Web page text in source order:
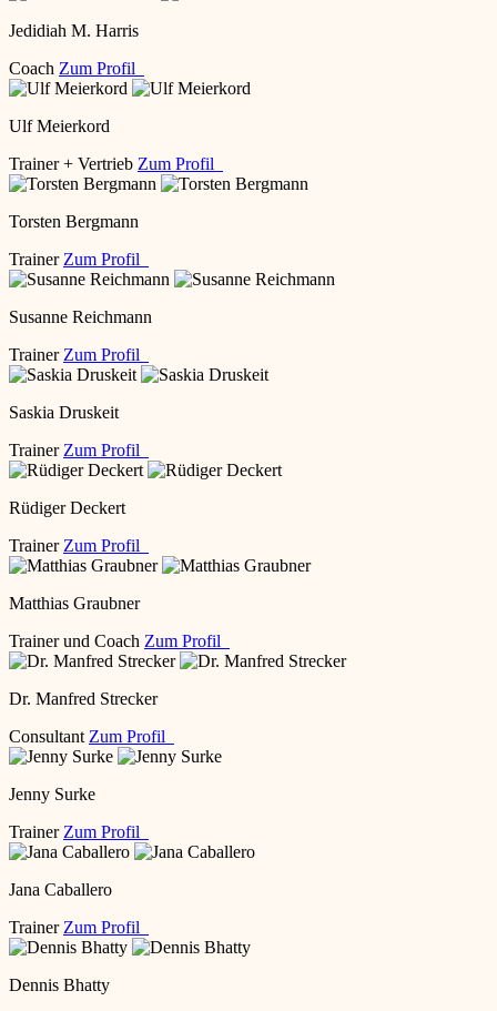
Jedidiah M. Harris
Coach Zum Profil
Ulf Meierkord
Trainer + Vertrieb Zum Profil
Torsten Bergmann
Trainer Zum Profil
Susanne Reichmann
Trainer Zum Profil
Saskia Druskeit
Trainer Zum Profil
Rüdiger Deckert
Trainer Zum Profil
Matthias Graubner
Trainer und Coach Zum Profil
Dr. Manfred Strecker
Consultant Zum Profil
Jenny Surke
Trainer Zum Profil
Jana Caballero
Trainer Zum Profil
Dennis Bhatty